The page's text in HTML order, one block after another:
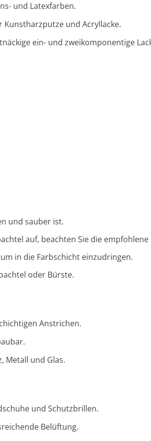
und Latexfarben.
Kunstharzputze und Acryllacke.
ein- und zweikomponentige
und sauber ist.
auf, beachten Sie die
in die Farbschicht einzudringen.
oder Bürste.
Anstrichen.
Metall und Glas.
und Schutzbrillen.
Belüftung.